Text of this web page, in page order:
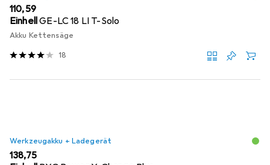
EUR
110,59
EinhellGE-LC 18 LI T-Solo
Akku Kettensäge
18
Werkzeugakku + Ladegerät
EUR
138,75